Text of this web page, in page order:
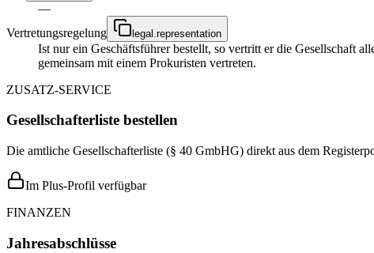
—
Vertretungsregelung
legal.representation
Ist nur ein Geschäftsführer bestellt, so vertritt er die Gesellschaft
gemeinsam mit einem Prokuristen vertreten.
ZUSATZ-SERVICE
Gesellschafterliste bestellen
Die amtliche Gesellschafterliste (§ 40 GmbHG) direkt aus dem
Im Plus-Profil verfügbar
FINANZEN
Jahresabschlüsse